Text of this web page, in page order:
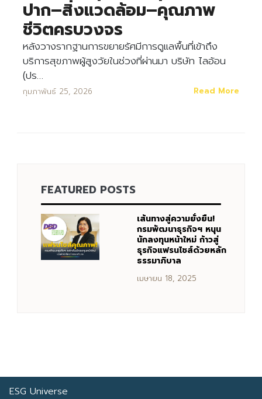
Search
ปาก–สิ่งแวดล้อม–คุณภาพ
ชีวิตครบวงจร
หลังวางรากฐานการขยายรัศมีการดูแลพื้นที่เข้าถึง
บริการสุขภาพผู้สูงวัยในช่วงที่ผ่านมา บริษัท ไลอ้อน
(ปร…
กุมภาพันธ์ 25, 2026 Read More
FEATURED POSTS
เส้นทางสู่ความยั่งยืน!
กรมพัฒนาธุรกิจฯ หนุน
นักลงทุนหน้าใหม่ ก้าวสู่
ธุรกิจแฟรนไชส์ด้วยหลัก
ธรรมาภิบาล
เมษายน 18, 2025
ESG Universe